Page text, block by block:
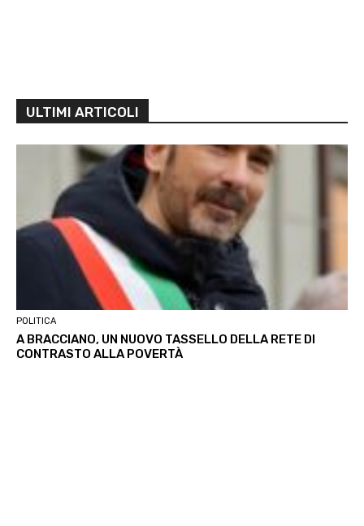
ULTIMI ARTICOLI
POLITICA
A BRACCIANO, UN NUOVO TASSELLO DELLA RETE DI
CONTRASTO ALLA POVERTÀ